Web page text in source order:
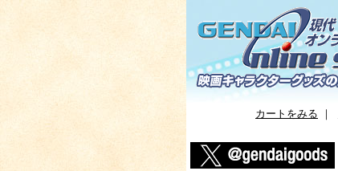
カートをみる ｜